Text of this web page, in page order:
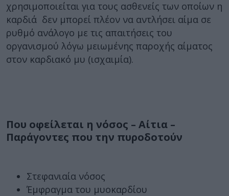
χρησιμοποιείται για τους ασθενείς των οποίων η
καρδιά δεν μπορεί πλέον να αντλήσει αίμα σε
ρυθμό ανάλογο με τις απαιτήσεις του
οργανισμού λόγω μειωμένης παροχής αίματος
στον καρδιακό μυ (ισχαιμία).
Που οφείλεται η νόσος – Αίτια –
Παράγοντες που την πυροδοτούν
Στεφανιαία νόσος
Έμφραγμα του μυοκαρδίου